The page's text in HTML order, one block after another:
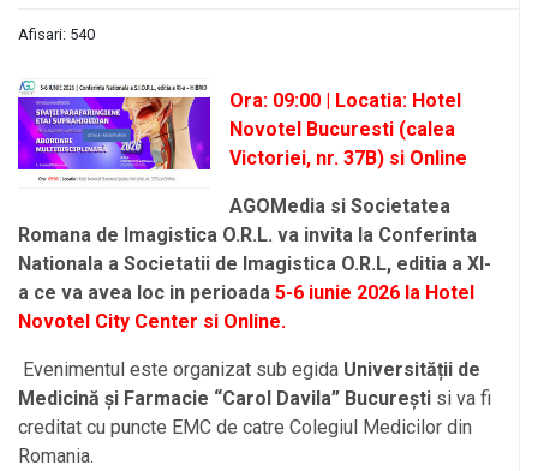
Afisari: 540
Ora: 09:00 | Locatia: Hotel
Novotel Bucuresti (calea
Victoriei, nr. 37B) si Online
AGOMedia si Societatea
Romana de Imagistica O.R.L. va invita la Conferinta
Nationala a Societatii de Imagistica O.R.L, editia a XI-
a ce va avea loc in perioada 5-6 iunie 2026 la Hotel
Novotel City Center si Online.
Evenimentul este organizat sub egida Universității de
Medicină și Farmacie “Carol Davila” București si va fi
creditat cu puncte EMC de catre Colegiul Medicilor din
Romania.